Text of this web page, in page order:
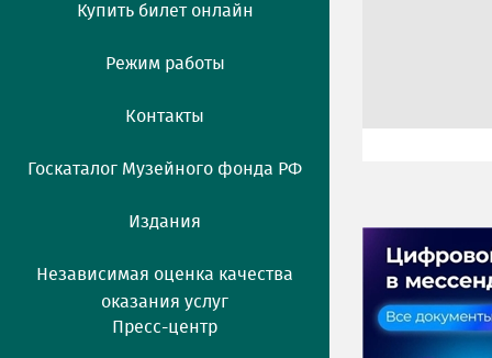
Купить билет онлайн
Режим работы
Контакты
Госкаталог Музейного фонда РФ
Издания
Независимая оценка качества
оказания услуг
Пресс-центр